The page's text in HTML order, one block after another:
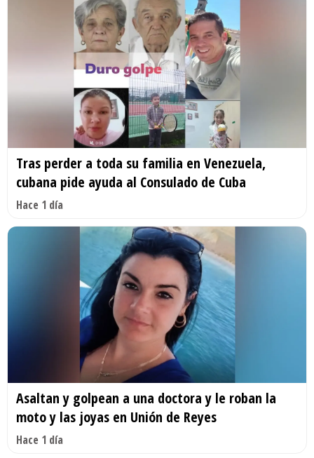
Tras perder a toda su familia en Venezuela,
cubana pide ayuda al Consulado de Cuba
Hace 1 día
Asaltan y golpean a una doctora y le roban la
moto y las joyas en Unión de Reyes
Hace 1 día